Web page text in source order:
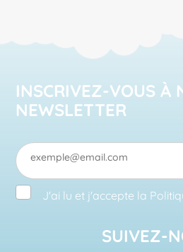
INSCRIVEZ-VOUS À
NEWSLETTER
J'ai lu et j'accepte la
SUIVEZ-